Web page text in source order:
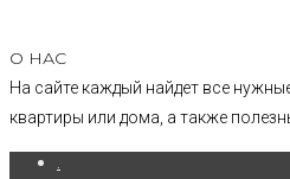
О НАС
На сайте каждый найдет все
квартиры или дома, а также